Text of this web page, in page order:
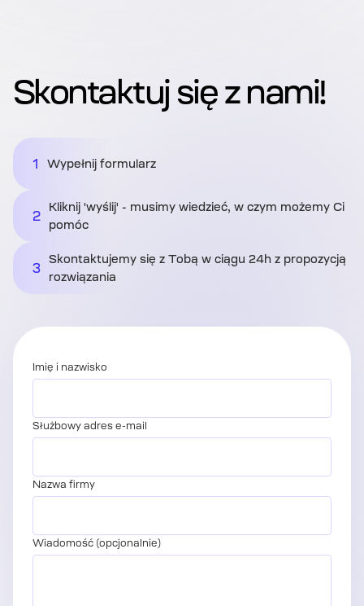
Skontaktuj się z nami!
1 Wypełnij formularz
2
Kliknij 'wyślij' - musimy wiedzieć, w czym możemy Ci
pomóc
3
Skontaktujemy się z Tobą w ciągu 24h z propozycją
rozwiązania
Imię i nazwisko
Służbowy adres e-mail
Nazwa firmy
Wiadomość (opcjonalnie)